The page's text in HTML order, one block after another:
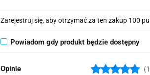
Zarejestruj się, aby otrzymać za ten zakup 100
Powiadom gdy produkt będzie dostępny
Opinie